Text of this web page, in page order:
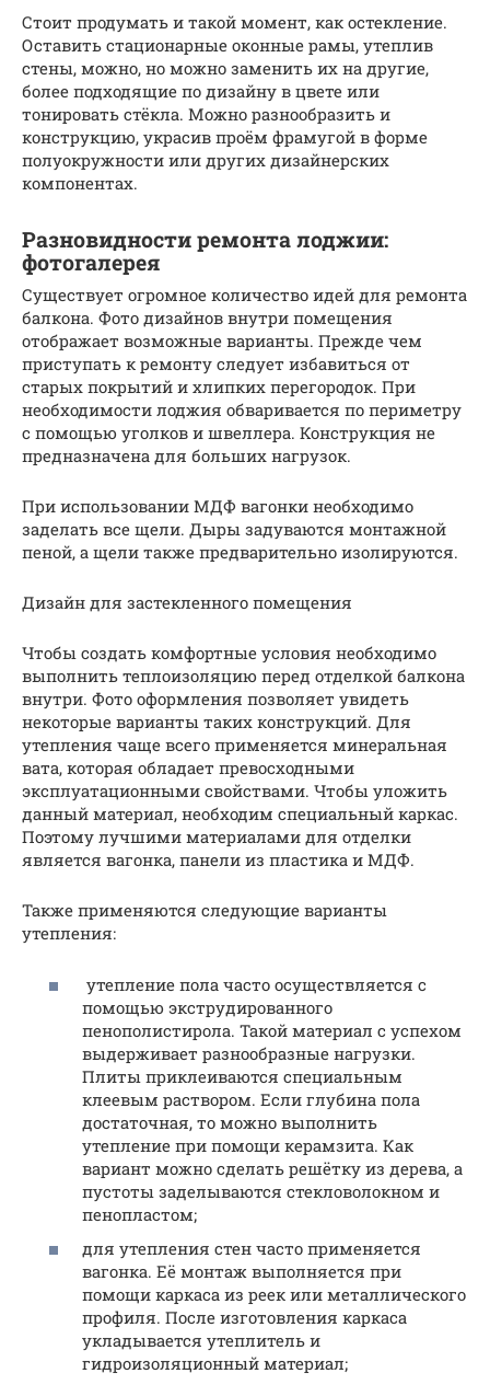
Стоит продумать и такой момент, как остекление.
Оставить стационарные оконные рамы, утеплив
стены, можно, но можно заменить их на другие,
более подходящие по дизайну в цвете или
тонировать стёкла. Можно разнообразить и
конструкцию, украсив проём фрамугой в форме
полуокружности или других дизайнерских
компонентах.
Разновидности ремонта лоджии:
фотогалерея
Существует огромное количество идей для ремонта
балкона. Фото дизайнов внутри помещения
отображает возможные варианты. Прежде чем
приступать к ремонту следует избавиться от
старых покрытий и хлипких перегородок. При
необходимости лоджия обваривается по периметру
с помощью уголков и швеллера. Конструкция не
предназначена для больших нагрузок.
При использовании МДФ вагонки необходимо
заделать все щели. Дыры задуваются монтажной
пеной, а щели также предварительно изолируются.
Дизайн для застекленного помещения
Чтобы создать комфортные условия необходимо
выполнить теплоизоляцию перед отделкой балкона
внутри. Фото оформления позволяет увидеть
некоторые варианты таких конструкций. Для
утепления чаще всего применяется минеральная
вата, которая обладает превосходными
эксплуатационными свойствами. Чтобы уложить
данный материал, необходим специальный каркас.
Поэтому лучшими материалами для отделки
является вагонка, панели из пластика и МДФ.
Также применяются следующие варианты
утепления:
утепление пола часто осуществляется с
помощью экструдированного
пенополистирола. Такой материал с успехом
выдерживает разнообразные нагрузки.
Плиты приклеиваются специальным
клеевым раствором. Если глубина пола
достаточная, то можно выполнить
утепление при помощи керамзита. Как
вариант можно сделать решётку из дерева, а
пустоты заделываются стекловолокном и
пенопластом;
для утепления стен часто применяется
вагонка. Её монтаж выполняется при
помощи каркаса из реек или металлического
профиля. После изготовления каркаса
укладывается утеплитель и
гидроизоляционный материал;